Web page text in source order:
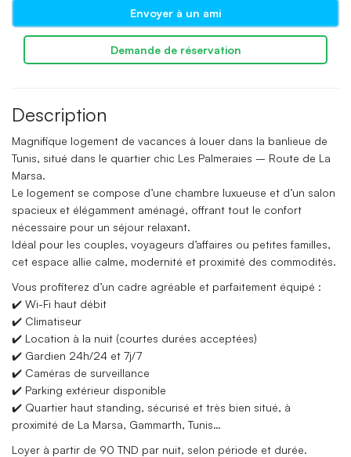
Envoyer à un ami
Demande de réservation
Description
Magnifique logement de vacances à louer dans la banlieue de
Tunis, situé dans le quartier chic Les Palmeraies – Route de La
Marsa.
Le logement se compose d’une chambre luxueuse et d’un salon
spacieux et élégamment aménagé, offrant tout le confort
nécessaire pour un séjour relaxant.
Idéal pour les couples, voyageurs d’affaires ou petites familles,
cet espace allie calme, modernité et proximité des commodités.
Vous profiterez d’un cadre agréable et parfaitement équipé :
✔️ Wi-Fi haut débit
✔️ Climatiseur
✔️ Location à la nuit (courtes durées acceptées)
✔️ Gardien 24h/24 et 7j/7
✔️ Caméras de surveillance
✔️ Parking extérieur disponible
✔️ Quartier haut standing, sécurisé et très bien situé, à
proximité de La Marsa, Gammarth, Tunis…
Loyer à partir de 90 TND par nuit, selon période et durée.